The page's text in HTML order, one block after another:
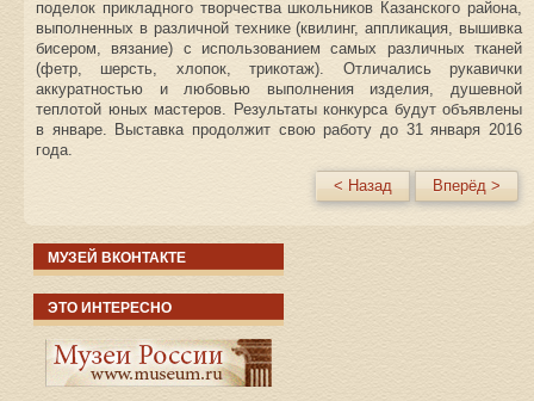
поделок прикладного творчества школьников Казанского района,
выполненных в различной технике (квилинг, аппликация, вышивка
бисером, вязание) с использованием самых различных тканей
(фетр, шерсть, хлопок, трикотаж). Отличались рукавички
аккуратностью и любовью выполнения изделия, душевной
теплотой юных мастеров. Результаты конкурса будут объявлены
в январе. Выставка продолжит свою работу до 31 января 2016
года.
< Назад
Вперёд >
МУЗЕЙ ВКОНТАКТЕ
ЭТО ИНТЕРЕСНО